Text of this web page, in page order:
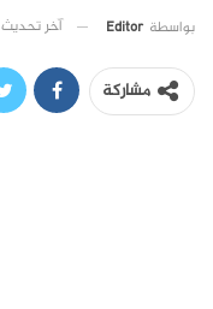
بواسطة Editor آخر تحديث
مشاركة